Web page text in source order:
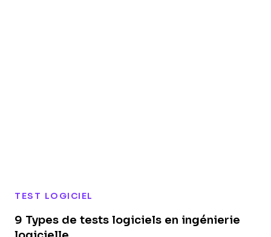
TEST LOGICIEL
9 Types de tests logiciels en ingénierie